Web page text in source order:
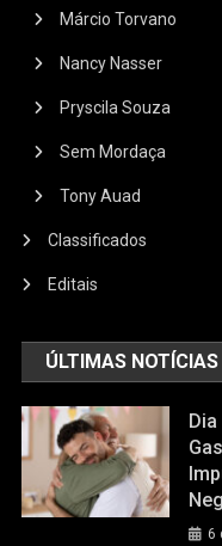
Márcio Torvano
Nancy Nasser
Pryscila Souza
Sem Mordaça
Tony Auad
Classificados
Editais
ÚLTIMAS NOTÍCIAS
6